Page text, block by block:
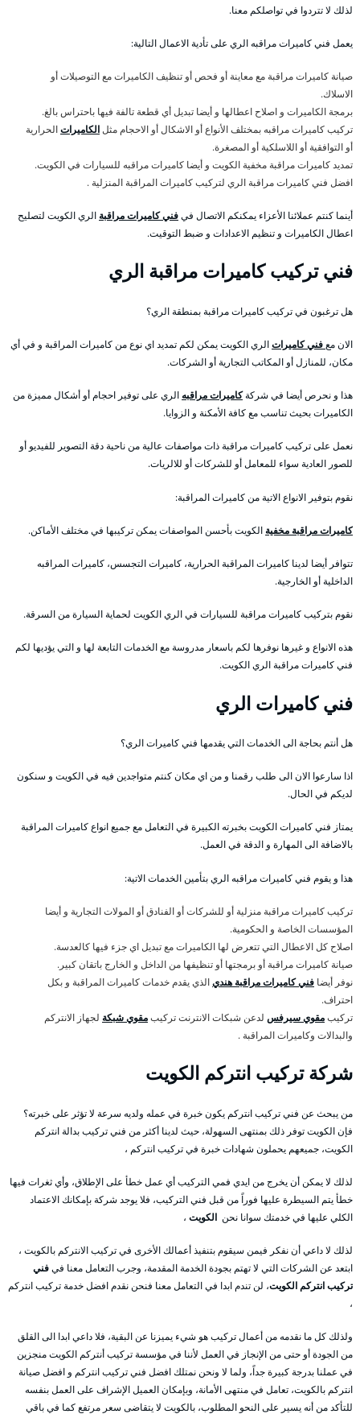
لذلك لا تتردوا في تواصلكم معنا.
يعمل فني كاميرات مراقبه الري على تأدية الاعمال التالية:
صيانة كاميرات مراقبة مع معاينة أو فحص أو تنظيف الكاميرات مع التوصيلات أو
الاسلاك.
برمجة الكاميرات و اصلاح اعطالها و أيضا تبديل أي قطعة تالفة فيها باحتراس بالغ.
تركيب كاميرات مراقبه بمختلف الأنواع أو الاشكال أو الاحجام مثلالكاميراتالحرارية
أو التوافقية أو اللاسلكية أو المصغرة.
تمديد كاميرات مراقبة مخفية الكويت و أيضا كاميرات مراقبه للسيارات في الكويت.
افضل فني كاميرات مراقبة الري لتركيب كاميرات المراقبة المنزلية .
أينما كنتم عملائنا الأعزاء يمكنكم الاتصال فيفني كاميرات مراقبة الري الكويت لتصليح
اعطال الكاميرات و تنظيم الاعدادات و ضبط التوقيت.
فني تركيب كاميرات مراقبة الري
هل ترغبون في تركيب كاميرات مراقبة بمنطقة الري؟
الان معفني كاميراتالري الكويت يمكن لكم تمديد اي نوع من كاميرات المراقبة و في أي
مكان، للمنازل أو المكاتب التجارية أو الشركات.
هذا و نحرص أيضا في شركةكاميرات مراقبه الري على توفير احجام أو أشكال مميزة من
الكاميرات بحيث تناسب مع كافة الأمكنة و الزوايا.
نعمل على تركيب كاميرات مراقبة ذات مواصفات عالية من ناحية دقة التصوير للفيديو أو
للصور العادية سواء للمعامل أو للشركات أو للالريات.
نقوم بتوفير الانواع الاتية من كاميرات المراقبة:
كاميرات مراقبة مخفية الكويت بأحسن المواصفات يمكن تركيبها في مختلف الأماكن.
تتوافر أيضا لدينا كاميرات المراقبة الحرارية، كاميرات التجسس، كاميرات المراقبه
الداخلية أو الخارجية.
نقوم بتركيب كاميرات مراقبة للسيارات في الري الكويت لحماية السيارة من السرقة.
هذه الانواع و غيرها نوفرها لكم باسعار مدروسة مع الخدمات التابعة لها و التي يؤديها لكم
فني كاميرات مراقبة الري الكويت.
فني كاميرات الري
هل أنتم بحاجة الى الخدمات التي يقدمها فني كاميرات الري؟
اذا سارعوا الان الى طلب رقمنا و من اي مكان كنتم متواجدين فيه في الكويت و سنكون
لديكم في الحال.
يمتاز فني كاميرات الكويت بخبرته الكبيرة في التعامل مع جميع انواع كاميرات المراقبة
بالاضافة الى المهارة و الدقة في العمل.
هذا و يقوم فني كاميرات مراقبه الري بتأمين الخدمات الاتية:
تركيب كاميرات مراقبة منزلية أو للشركات أو الفنادق أو المولات التجارية و أيضا
المؤسسات الخاصة و الحكومية.
اصلاح كل الاعطال التي تتعرض لها الكاميرات مع تبديل اي جزء فيها كالعدسة.
صيانة كاميرات مراقبة أو برمجتها أو تنظيفها من الداخل و الخارج باتقان كبير.
نوفر أيضا فني كاميرات مراقبة هنديالذي يقدم خدمات كاميرات المراقبة و بكل
احتراف.
تركيبمقوي سيرفس لدعن شبكات الانترنت تركيبمقوي شبكة لجهاز الانتركم
والبدالات وكاميرات المراقبة .
شركة تركيب انتركم الكويت
من يبحث عن فني تركيب انتركم يكون خبرة في عمله ولديه سرعة لا تؤثر على خبرته؟
فإن الكويت توفر ذلك بمنتهى السهولة، حيث لدينا أكثر من فني تركيب بدالة انتركم
الكويت، جميعهم يحملون شهادات خبرة في تركيب انتركم ،
لذلك لا يمكن أن يخرج من ايدي فمي التركيب أي عمل خطأ على الإطلاق، وأي ثغرات فيها
خطأ يتم السيطرة عليها فوراً من قبل فني التركيب، فلا يوجد شركة بإمكانك الاعتماد
الكلي عليها في خدمتك سوانا نحن الكويت ،
لذلك لا داعي أن نفكر فيمن سيقوم بتنفيذ أعمالك الأخرى في تركيب الانتركم بالكويت ،
ابتعد عن الشركات التي لا تهتم بجودة الخدمة المقدمة، وجرب التعامل معنا فيفني
تركيب انتركم الكويت، لن تندم ابدا في التعامل معنا فنحن نقدم افضل خدمة تركيب انتركم
،
ولذلك كل ما نقدمه من أعمال تركيب هو شيء يميزنا عن البقية، فلا داعي ابدا الى القلق
من الجودة أو حتى من الإنجاز في العمل لأننا في مؤسسة تركيب أنتركم الكويت منجزين
في عملنا بدرجة كبيرة جداً، ولما لا ونحن نمتلك افضل فني تركيب انتركم و افضل صيانة
انتركم بالكويت، تعامل في منتهى الأمانة، وبإمكان العميل الإشراف على العمل بنفسه
للتأكد من أنه يسير على النحو المطلوب، بالكويت لا يتقاضى سعر مرتفع كما في باقي